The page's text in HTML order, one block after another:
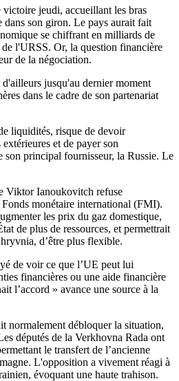
jeudi, accueillant les bras
son giron. Le pays aurait fait
se chiffrant en milliards de
l'URSS. Or, la question financière
de la négociation.
jusqu'au dernier moment
dans le cadre de son partenariat
liquidités, risque de devoir
et de payer son
son principal fournisseur, la Russie. Le
Viktor Ianoukovitch refuse
monétaire international (FMI).
les prix du gaz domestique,
de plus de ressources, et permettrait
d’être plus flexible.
de voir ce que l’UE peut lui
financières ou une aide financière
l’accord » avance une source à la
normalement débloquer la situation,
députés de la Verkhovna Rada ont
le transfert de l’ancienne
L'opposition a vivement réagi à
évoquant une haute trahison.